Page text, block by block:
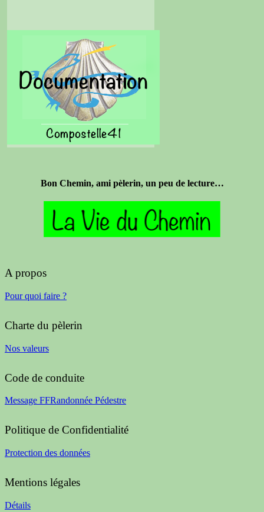
Bon Chemin, ami pèlerin, un peu de lecture…
A propos
Pour quoi faire ?
Charte du pèlerin
Nos valeurs
Code de conduite
Message FFRandonnée Pédestre
Politique de Confidentialité
Protection des données
Mentions légales
Détails